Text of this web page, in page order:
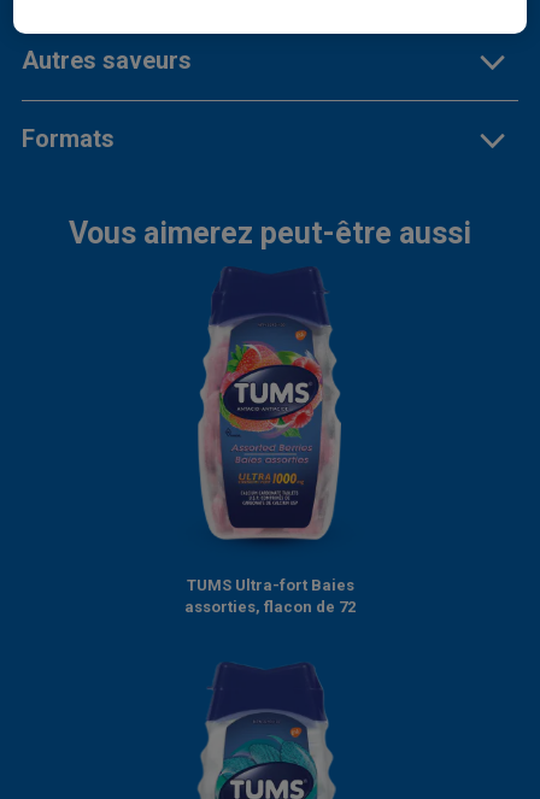
Autres saveurs
Formats
Vous aimerez peut-être aussi
TUMS Ultra-fort Baies
assorties, flacon de 72